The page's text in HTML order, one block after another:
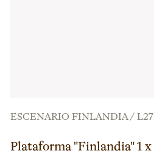
ESCENARIO FINLANDIA/
Plataforma "Finlandia" 1 x